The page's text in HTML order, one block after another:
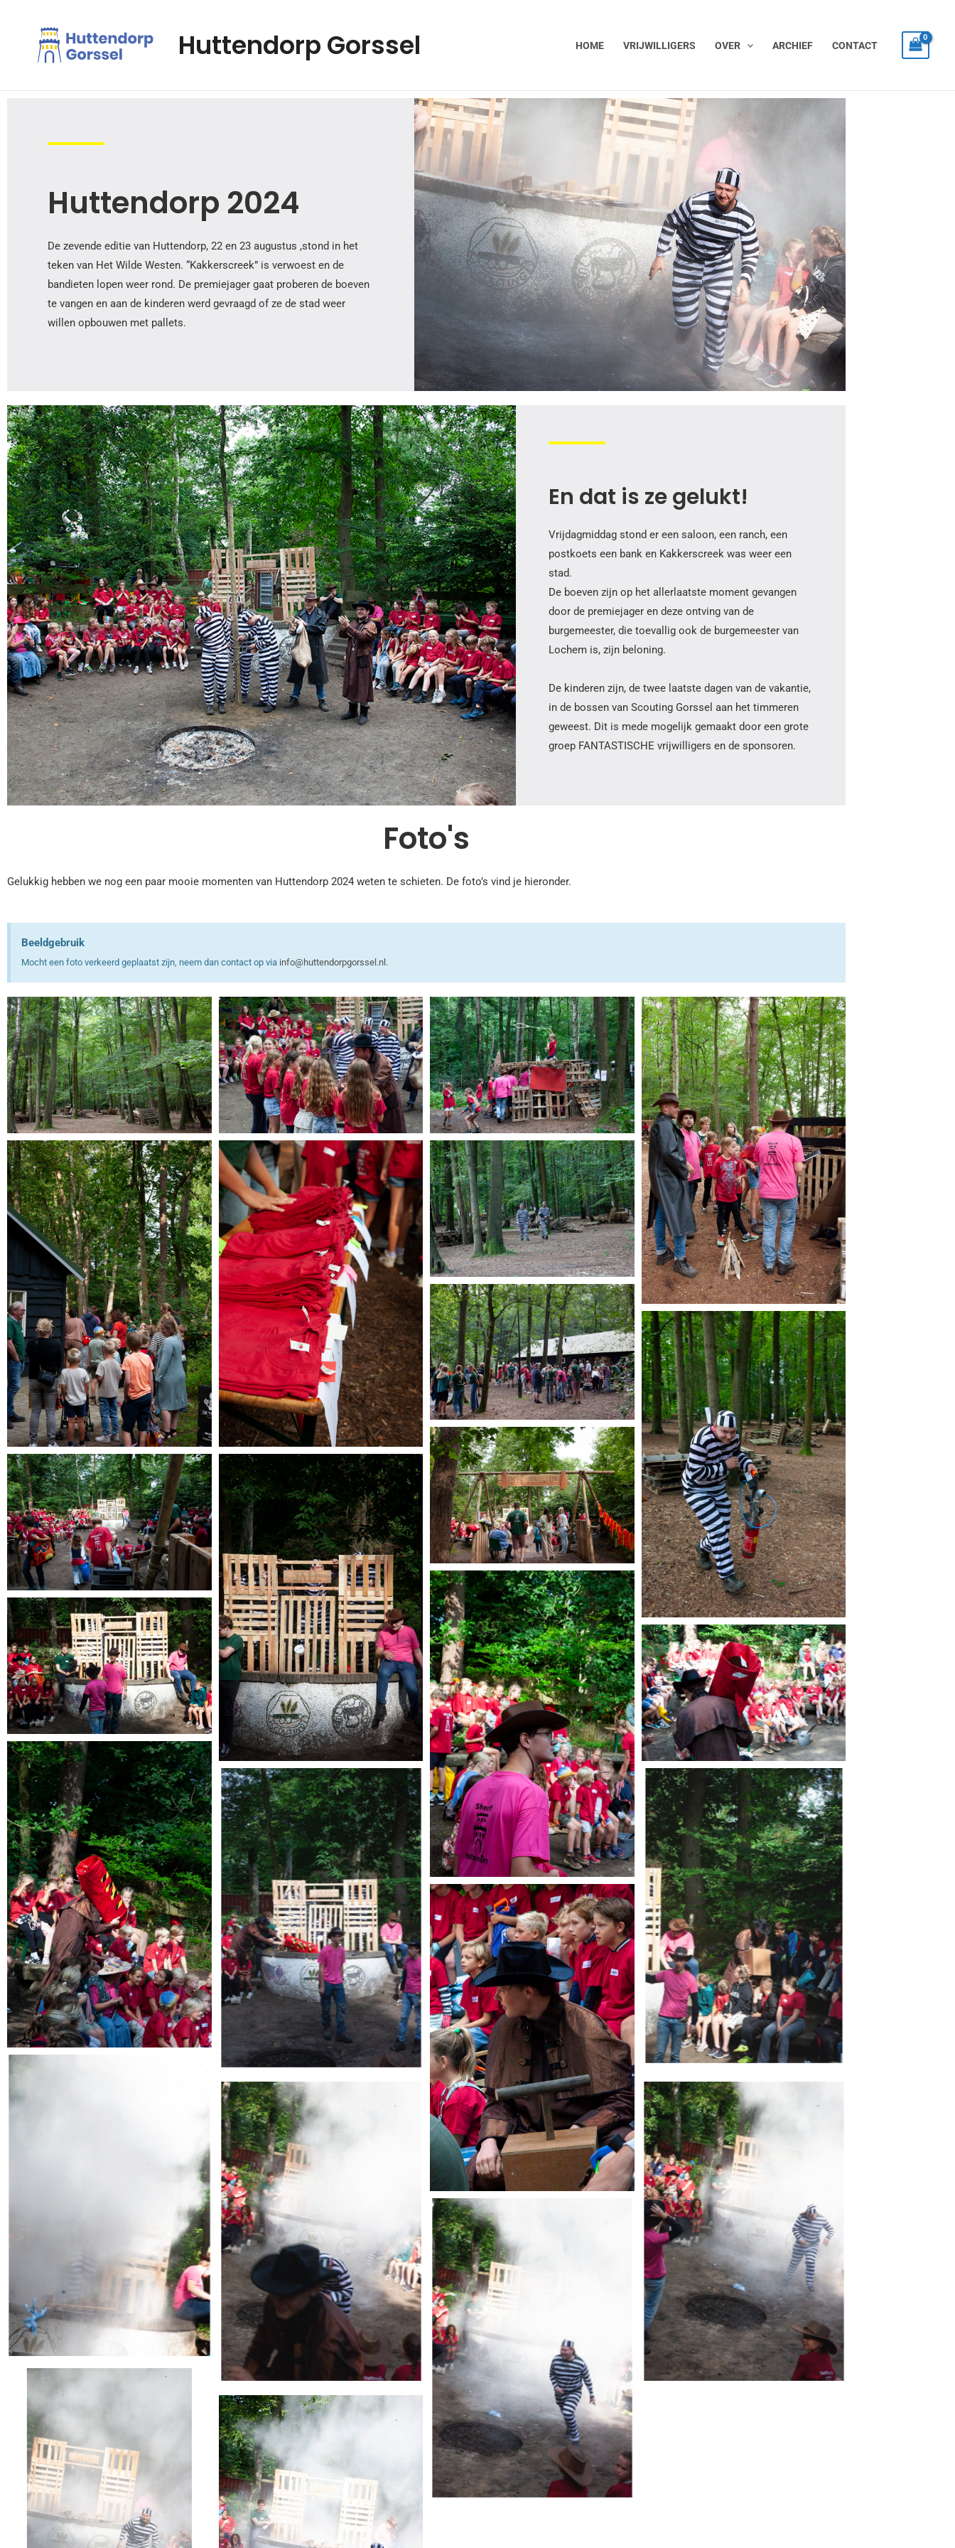
Huttendorp Gorssel HOME VRIJWILLIGERS OVER ARCHIEF CONTACT
Huttendorp 2024
De zevende editie van Huttendorp, 22 en 23 augustus ,stond in het
teken van Het Wilde Westen. “Kakkerscreek” is verwoest en de
bandieten lopen weer rond. De premiejager gaat proberen de boeven
te vangen en aan de kinderen werd gevraagd of ze de stad weer
willen opbouwen met pallets.
En dat is ze gelukt!
Vrijdagmiddag stond er een saloon, een ranch, een
postkoets een bank en Kakkerscreek was weer een
stad.
De boeven zijn op het allerlaatste moment gevangen
door de premiejager en deze ontving van de
burgemeester, die toevallig ook de burgemeester van
Lochem is, zijn beloning.
De kinderen zijn, de twee laatste dagen van de vakantie,
in de bossen van Scouting Gorssel aan het timmeren
geweest. Dit is mede mogelijk gemaakt door een grote
groep FANTASTISCHE vrijwilligers en de sponsoren.
Foto's
Gelukkig hebben we nog een paar mooie momenten van Huttendorp 2024 weten te schieten. De foto’s vind je hieronder.
Beeldgebruik
Mocht een foto verkeerd geplaatst zijn, neem dan contact op via info@huttendorpgorssel.nl .
navigatie